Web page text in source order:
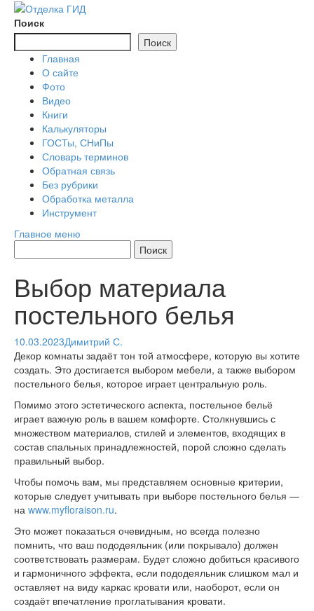
Перейти
содержимому
Поиск
Поиск
Главная
О сайте
Фото
Видео
Книги
Калькуляторы
ГОСТы, СНиПы
Словарь терминов
Обратная связь
Без рубрики
Обработка металла
Инструмент
Главное меню
Выбор материала
постельного белья
10.03.2023Димитрий С.
Декор комнаты задаёт тон той атмосфере, которую вы хотите
создать. Это достигается выбором мебели, а также выбором
постельного белья, которое играет центральную роль.
Помимо этого эстетического аспекта, постельное бельё
играет важную роль в вашем комфорте. Столкнувшись с
множеством материалов, стилей и элементов, входящих в
состав спальных принадлежностей, порой сложно сделать
правильный выбор.
Чтобы помочь вам, мы представляем основные критерии,
которые следует учитывать при выборе постельного белья —
на www.myfloraison.ru.
Это может показаться очевидным, но всегда полезно
помнить, что ваш пододеяльник (или покрывало) должен
соответствовать размерам. Будет сложно добиться красивого
и гармоничного эффекта, если пододеяльник слишком мал и
оставляет на виду каркас кровати или, наоборот, если он
создаёт впечатление проглатывания кровати.